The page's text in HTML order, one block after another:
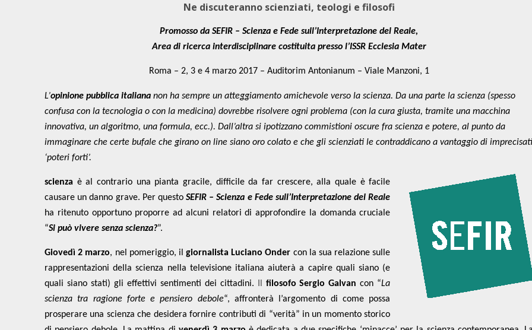
Ne discuteranno scienziati, teologi e filosofi
Promosso da SEFIR – Scienza e Fede sull’Interpretazione del Reale,
Area di ricerca interdisciplinare costituita presso l’ISSR Ecclesia Mater
Roma – 2, 3 e 4 marzo 2017 – Auditorim Antonianum – Viale Manzoni, 1
L’opinione pubblica italiana non ha sempre un atteggiamento amichevole verso la scienza. Da una parte la scienza (spesso
confusa con la tecnologia o con la medicina) dovrebbe risolvere ogni problema (con la cura giusta, tramite una macchina
innovativa, un algoritmo, una formula, ecc.). Dall’altra si ipotizzano commistioni oscure fra scienza e potere, al punto da
immaginare che certe bufale che girano on line siano oro colato e che gli scienziati le contraddicano a vantaggio di imprecisati
‘poteri forti’.
scienza è al contrario una pianta gracile, difficile da far crescere, alla quale è facile
causare un danno grave. Per questoSEFIR – Scienza e Fede sull’Interpretazione del Reale
ha ritenuto opportuno proporre ad alcuni relatori di approfondire la domanda cruciale
“Si può vivere senza scienza?”.
Giovedì 2 marzo, nel pomeriggio, ilgiornalista Luciano Onder con la sua relazione sulle
rappresentazioni della scienza nella televisione italiana aiuterà a capire quali siano (e
quali siano stati) gli effettivi sentimenti dei cittadini.
filosofo Sergio Galvan con “La
scienza tra ragione forte e pensiero debole“, affronterà l’argomento di come possa
prosperare una scienza che desidera fornire contributi di “verità” in un momento storico